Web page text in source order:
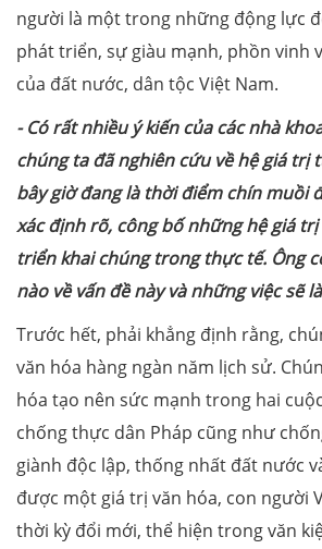
người là một trong những động lực
phát triển, sự giàu mạnh, phồn vinh
của đất nước, dân tộc Việt Nam.
- Có rất nhiều ý kiến của các nhà
chúng ta đã nghiên cứu về hệ giá trị
bây giờ đang là thời điểm chín muồi
xác định rõ, công bố những hệ giá
triển khai chúng trong thực tế. Ông
nào về vấn đề này và những việc sẽ
Trước hết, phải khẳng định rằng,
văn hóa hàng ngàn năm lịch sử.
hóa tạo nên sức mạnh trong hai
chống thực dân Pháp cũng như
giành độc lập, thống nhất đất nước
được một giá trị văn hóa, con người
thời kỳ đổi mới, thể hiện trong văn